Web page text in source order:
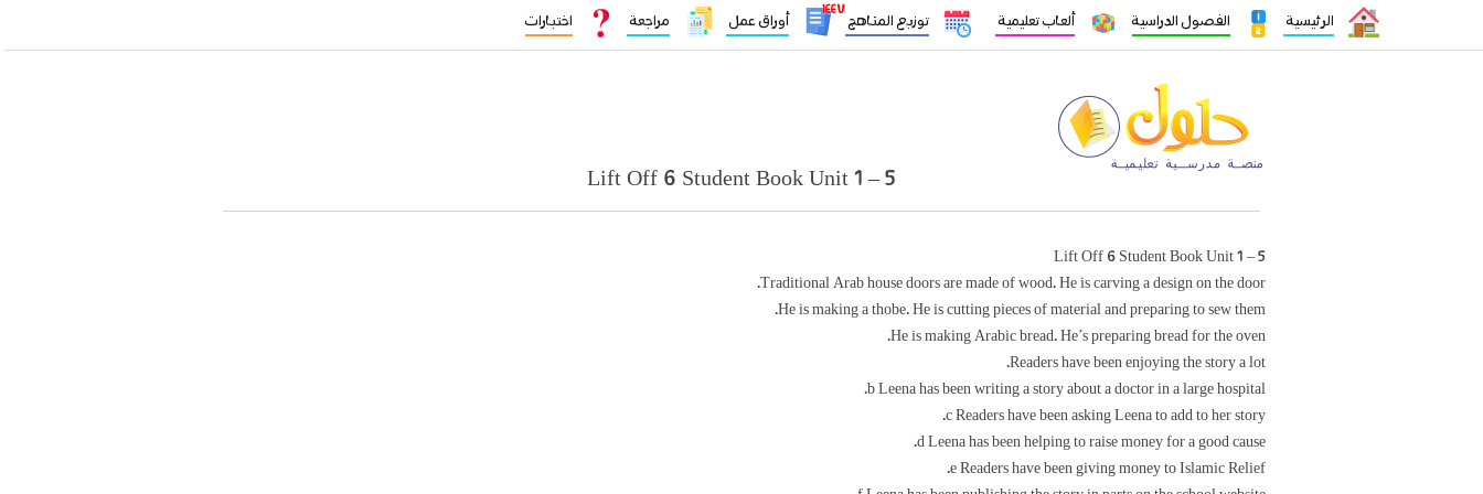
الرئيسية الفصول الدراسية ألعاب تعليمية توزيع المناهج
١٤٤٧
أوراق عمل مراجعة اختبارات
Lift Off 6 Student Book Unit 1 – 5
Lift Off 6 Student Book Unit 1 – 5
Traditional Arab house doors are made of wood. He is carving a design on the door.
He is making a thobe. He is cutting pieces of material and preparing to sew them.
He is making Arabic bread. He’s preparing bread for the oven.
Readers have been enjoying the story a lot.
b Leena has been writing a story about a doctor in a large hospital.
c Readers have been asking Leena to add to her story.
d Leena has been helping to raise money for a good cause.
e Readers have been giving money to Islamic Relief.